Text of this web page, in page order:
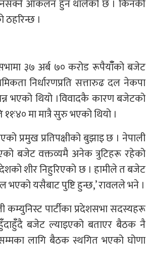
आकलन हुन थालेको छ । किनकी
।
३७ अर्ब ७० करोड रूपैयाँँको बजेट
निर्धारणप्रति सत्तारुढ दल नेकपा
भएको थियो ।विवादकै कारण बजेटको
मा मात्रै सुरु भएको थियो ।
प्रमुख प्रतिपक्षीको बुझाइ छ । नेपाली
बजेट वक्तव्यमै अनेक त्रुटिहरू रहेको
शीर निहुरिएको छ । हामीले त बजेट
यसैबाट पुष्टि हुन्छ,’ रावलले भने ।
पार्टीका प्रदेशसभा सदस्यहरू
हुँँदाहुँँदै बजेट ल्याइएको बताएर बैठक नै
लागि बैठक स्थगित भएको घोणा